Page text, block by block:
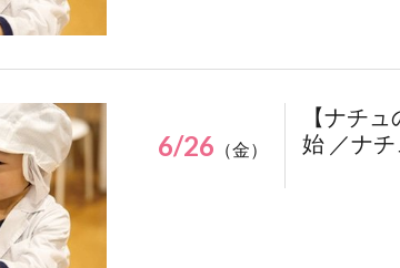
6/26 （金）
【ナチ
始 ／ナ